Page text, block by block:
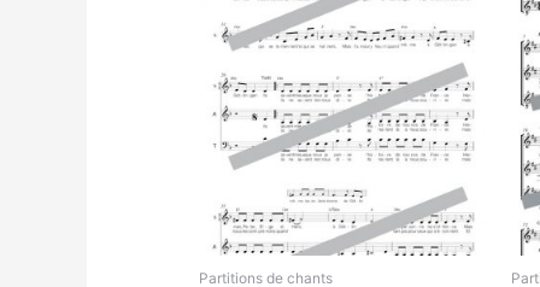
Partitions de chants